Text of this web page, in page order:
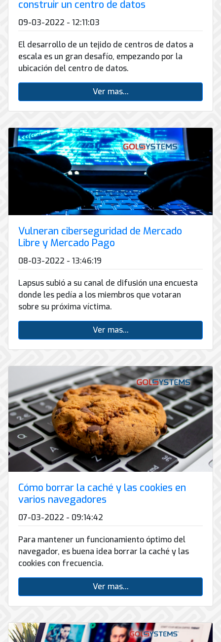
construir un centro de datos
09-03-2022 - 12:11:03
El desarrollo de un tejido de centros de datos a
escala es un gran desafío, empezando por la
ubicación del centro de datos.
Ver mas...
Vulneran ciberseguridad de Mercado
Libre y Mercado Pago
08-03-2022 - 13:46:19
Lapsus subió a su canal de difusión una encuesta
donde les pedía a los miembros que votaran
sobre su próxima víctima.
Ver mas...
Cómo borrar la caché y las cookies en
varios navegadores
07-03-2022 - 09:14:42
Para mantener un funcionamiento óptimo del
navegador, es buena idea borrar la caché y las
cookies con frecuencia.
Ver mas...